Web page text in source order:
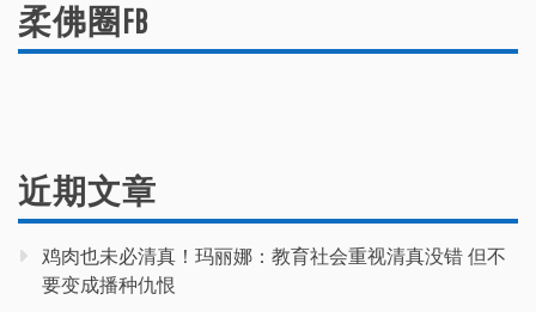
柔佛圈FB
近期文章
鸡肉也未必清真！玛丽娜：教育社会重视清真没错 但不
要变成播种仇恨